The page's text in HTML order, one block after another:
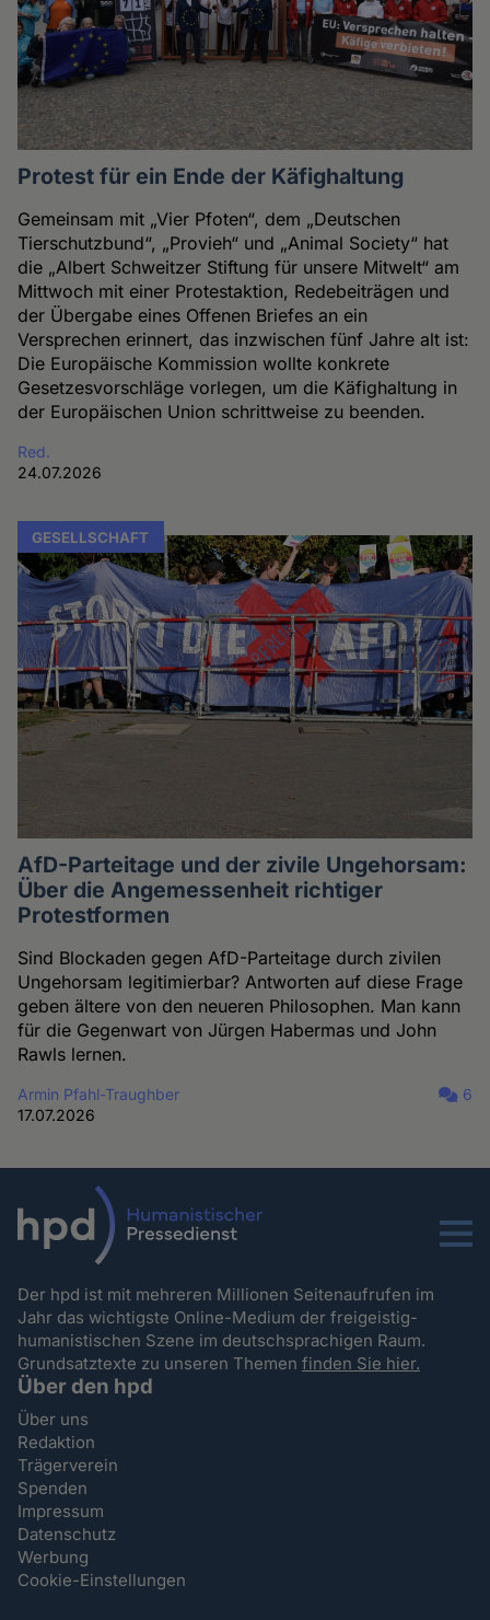
Protest für ein Ende der Käfighaltung
Gemeinsam mit „Vier Pfoten“, dem „Deutschen
Tierschutzbund“, „Provieh“ und „Animal Society“ hat
die „Albert Schweitzer Stiftung für unsere Mitwelt“ am
Mittwoch mit einer Protestaktion, Redebeiträgen und
der Übergabe eines Offenen Briefes an ein
Versprechen erinnert, das inzwischen fünf Jahre alt ist:
Die Europäische Kommission wollte konkrete
Gesetzesvorschläge vorlegen, um die Käfighaltung in
der Europäischen Union schrittweise zu beenden.
Red.
24.07.2026
GESELLSCHAFT
AfD-Parteitage und der zivile Ungehorsam:
Über die Angemessenheit richtiger
Protestformen
Sind Blockaden gegen AfD-Parteitage durch zivilen
Ungehorsam legitimierbar? Antworten auf diese Frage
geben ältere von den neueren Philosophen. Man kann
für die Gegenwart von Jürgen Habermas und John
Rawls lernen.
Armin Pfahl-Traughber
17.07.2026
6
Menu
Der hpd ist mit mehreren Millionen Seitenaufrufen im
Jahr das wichtigste Online-Medium der freigeistig-
humanistischen Szene im deutschsprachigen Raum.
Grundsatztexte zu unseren Themenfinden Sie hier.
Über den hpd
Über uns
Redaktion
Trägerverein
Spenden
Impressum
Datenschutz
Werbung
Cookie-Einstellungen